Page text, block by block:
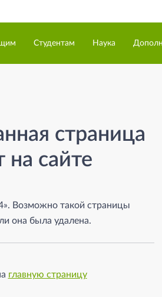
Студентам Наука
страница
на сайте
Возможно такой страницы
она была удалена.
главную страницу